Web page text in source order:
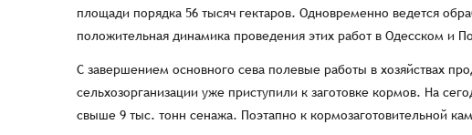
площади порядка 56 тысяч гектаров. Одновременно ведется
положительная динамика проведения этих работ в Одесском и
С завершением основного сева полевые работы в хозяйствах
сельхозорганизации уже приступили к заготовке кормов. На
свыше 9 тыс. тонн сенажа. Поэтапно к кормозаготовительной